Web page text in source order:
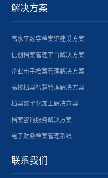
解决方案
高水平数字档案馆建设方案
信创档案管理平台解决方案
企业电子档案管理解决方案
高校档案智慧管理解决方案
档案数字化加工解决方案
档案咨询服务解决方案
电子财务档案管理系统
联系我们